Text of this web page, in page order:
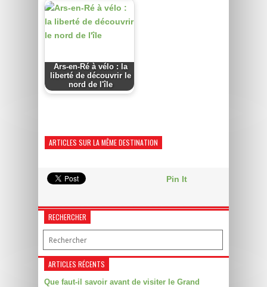
Ars-en-Ré à vélo : la
liberté de découvrir le
nord de l'île
ARTICLES SUR LA MÊME DESTINATION
Pin It
RECHERCHER
ARTICLES RÉCENTS
Que faut-il savoir avant de visiter le Grand